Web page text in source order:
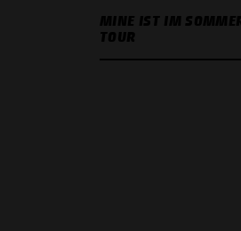
MINE IST IM
TOUR